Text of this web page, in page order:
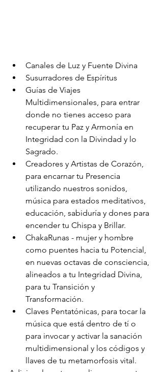
Canales de Luz y Fuente Divina
Susurradores de Espíritus
Guías de Viajes
Multidimensionales, para entrar
donde no tienes acceso para
recuperar tu Paz y Armonía en
Integridad con la Divindad y lo
Sagrado.
Creadores y Artistas de Corazón,
para encarnar tu Presencia
utilizando nuestros sonidos,
música para estados meditativos,
educación, sabiduría y dones para
encender tu Chispa y Brillar.
ChakaRunas - mujer y hombre
como puentes hacia tu Potencial,
en nuevas octavas de consciencia,
alineados a tu Integridad Divina,
para tu Transición y
Transformación.
Claves Pentatónicas, para tocar la
música que está dentro de tí o
para invocar y activar la sanación
multidimensional y los códigos y
llaves de tu metamorfosis vital.